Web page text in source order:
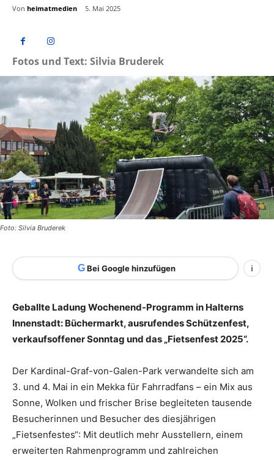
Von heimatmedien 5. Mai 2025
Fotos und Text: Silvia Bruderek
Foto: Silvia Bruderek
G Bei Google hinzufügen i
Geballte Ladung Wochenend-Programm in Halterns
Innenstadt: Büchermarkt, ausrufendes Schützenfest,
verkaufsoffener Sonntag und das „Fietsenfest 2025“.
Der Kardinal-Graf-von-Galen-Park verwandelte sich am
3. und 4. Mai in ein Mekka für Fahrradfans – ein Mix aus
Sonne, Wolken und frischer Brise begleiteten tausende
Besucherinnen und Besucher des diesjährigen
„Fietsenfestes“: Mit deutlich mehr Ausstellern, einem
erweiterten Rahmenprogramm und zahlreichen